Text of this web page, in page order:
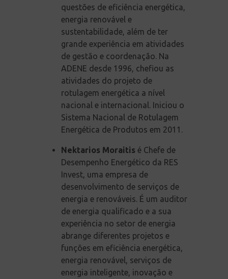
questões de eficiência energética,
energia renovável e
sustentabilidade, além de ter
grande experiência em atividades
de gestão e coordenação. Na
ADENE desde 1996, chefiou as
atividades do projeto de
rotulagem energética a nível
nacional e internacional. Iniciou o
Sistema Nacional de Rotulagem
Energética de Produtos em 2011.
Nektarios Moraitis é Chefe de
Desempenho Energético da RES
Invest, uma empresa de
desenvolvimento de serviços de
energia e renováveis. É um auditor
de energia qualificado e a sua
experiência no setor de energia
abrange diferentes projetos e
funções em eficiência energética,
energia renovável, serviços de
energia inteligente, inovação e